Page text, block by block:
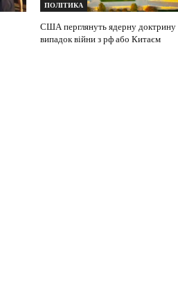
ПОЛІТИКА
США перглянуть ядерну доктрину
випадок війни з рф або Китаєм